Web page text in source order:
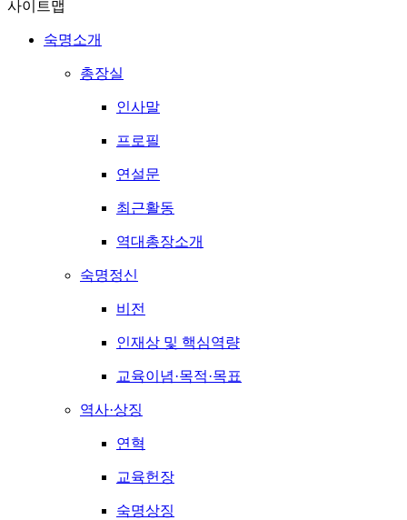
사이트맵
숙명소개
총장실
인사말
프로필
연설문
최근활동
역대총장소개
숙명정신
비전
인재상 및 핵심역량
교육이념·목적·목표
역사·상징
연혁
교육헌장
숙명상징